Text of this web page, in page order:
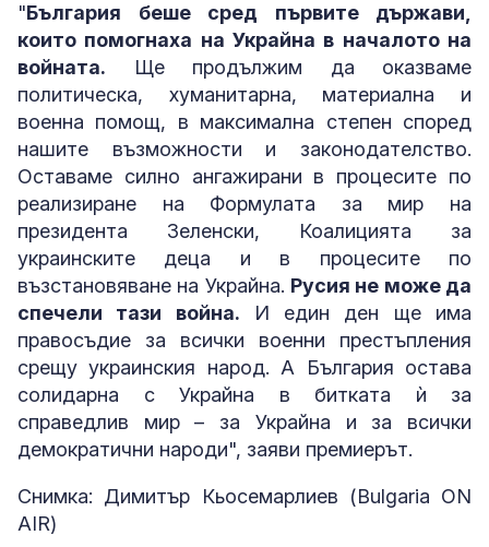
"България беше сред първите държави,
които помогнаха на Украйна в началото на
войната. Ще продължим да оказваме
политическа, хуманитарна, материална и
военна помощ, в максимална степен според
нашите възможности и законодателство.
Оставаме силно ангажирани в процесите по
реализиране на Формулата за мир на
президента Зеленски, Коалицията за
украинските деца и в процесите по
възстановяване на Украйна. Русия не може да
спечели тази война. И един ден ще има
правосъдие за всички военни престъпления
срещу украинския народ. А България остава
солидарна с Украйна в битката ѝ за
справедлив мир – за Украйна и за всички
демократични народи", заяви премиерът.
Снимка: Димитър Кьосемарлиев (Bulgaria ON
AIR)